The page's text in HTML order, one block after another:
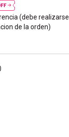
(debe realizarse
de la orden)